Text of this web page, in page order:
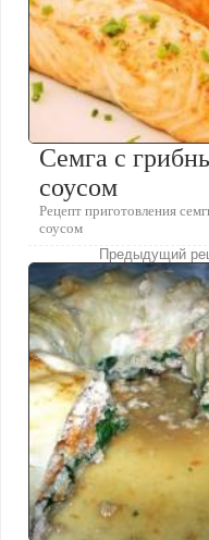
Семга с
соусом
Рецепт приготовления
соусом
Предыдущий